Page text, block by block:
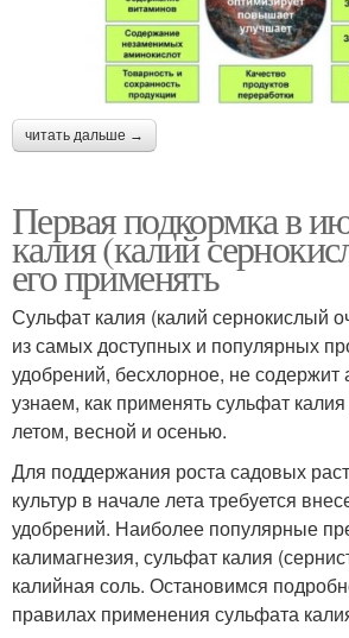
читать дальше →
Первая подкормка в
калия (калий
его применять
Сульфат калия (калий сернокислый
из самых доступных и популярных
удобрений, бесхлорное, не содержит
узнаем, как применять сульфат
летом, весной и осенью.
Для поддержания роста садовых
культур в начале лета требуется
удобрений. Наиболее популярные
калимагнезия, сульфат калия
калийная соль. Остановимся
правилах применения сульфата